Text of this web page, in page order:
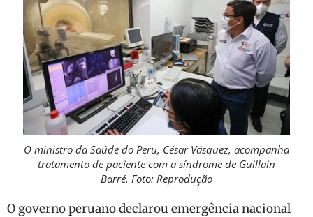
O ministro da Saúde do Peru, César Vásquez, acompanha
tratamento de paciente com a síndrome de Guillain
Barré. Foto: Reprodução
O governo peruano declarou emergência nacional